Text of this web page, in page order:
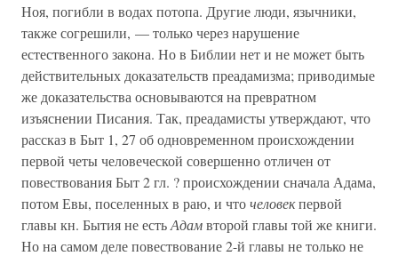
Ноя, погибли в водах потопа. Другие люди, язычники,
также согрешили, — только через нарушение
естественного закона. Но в Библии нет и не может быть
действительных доказательств преадамизма; приводимые
же доказательства основываются на превратном
изъяснении Писания. Так, преадамисты утверждают, что
рассказ в Быт 1, 27 об одновременном происхождении
первой четы человеческой совершенно отличен от
повествования Быт 2 гл. ? происхождении сначала Адама,
потом Евы, поселенных в раю, и чточеловекпервой
главы кн. Бытия не естьАдамвторой главы той же книги.
Но на самом деле повествование 2-й главы не только не